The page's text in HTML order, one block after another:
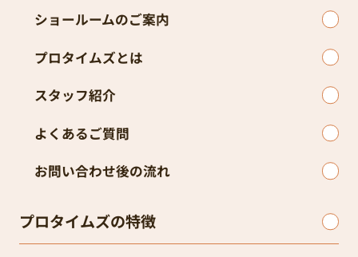
ショールームのご案内
プロタイムズとは
スタッフ紹介
よくあるご質問
お問い合わせ後の流れ
プロタイムズの特徴